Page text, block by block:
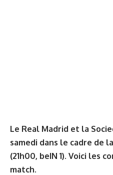
Le Real Madrid et la
samedi dans le cadre de
(21h00, beIN 1). Voici les
match.